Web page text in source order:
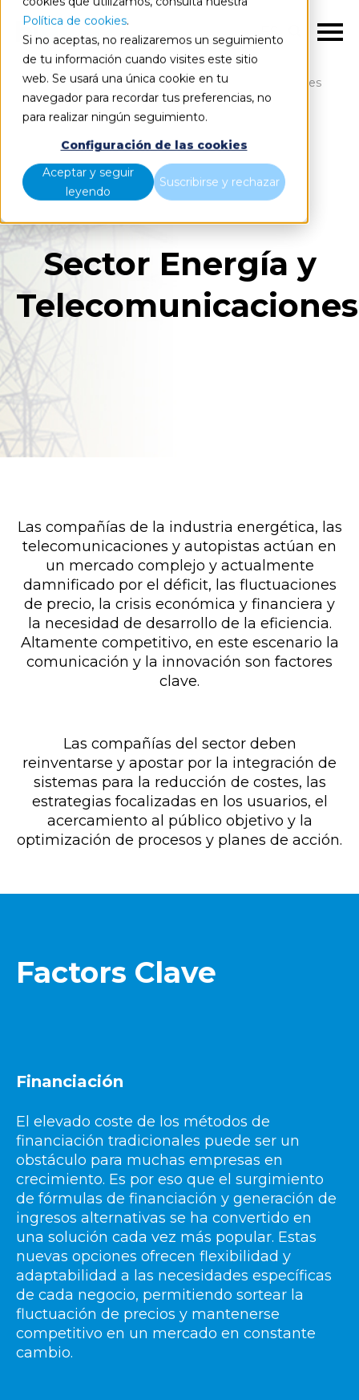
Política de cookies.
Si no aceptas, no realizaremos un seguimiento
de tu información cuando visites este sitio
web. Se usará una única cookie en tu
navegador para recordar tus preferencias, no
para realizar ningún seguimiento.
Configuración de las cookies
Aceptar y seguir
leyendo
Suscribirse y rechazar
ES
Inicio Sectores Energía y Telecomunicaciones
Sector Energía y
Telecomunicaciones
Las compañías de la industria energética, las
telecomunicaciones y autopistas actúan en
un mercado complejo y actualmente
damnificado por el déficit, las fluctuaciones
de precio, la crisis económica y financiera y
la necesidad de desarrollo de la eficiencia.
Altamente competitivo, en este escenario la
comunicación y la innovación son factores
clave.
Las compañías del sector deben
reinventarse y apostar por la integración de
sistemas para la reducción de costes, las
estrategias focalizadas en los usuarios, el
acercamiento al público objetivo y la
optimización de procesos y planes de acción.
Factors Clave
Financiación
El elevado coste de los métodos de
financiación tradicionales puede ser un
obstáculo para muchas empresas en
crecimiento. Es por eso que el surgimiento
de fórmulas de financiación y generación de
ingresos alternativas se ha convertido en
una solución cada vez más popular. Estas
nuevas opciones ofrecen flexibilidad y
adaptabilidad a las necesidades específicas
de cada negocio, permitiendo sortear la
fluctuación de precios y mantenerse
competitivo en un mercado en constante
cambio.